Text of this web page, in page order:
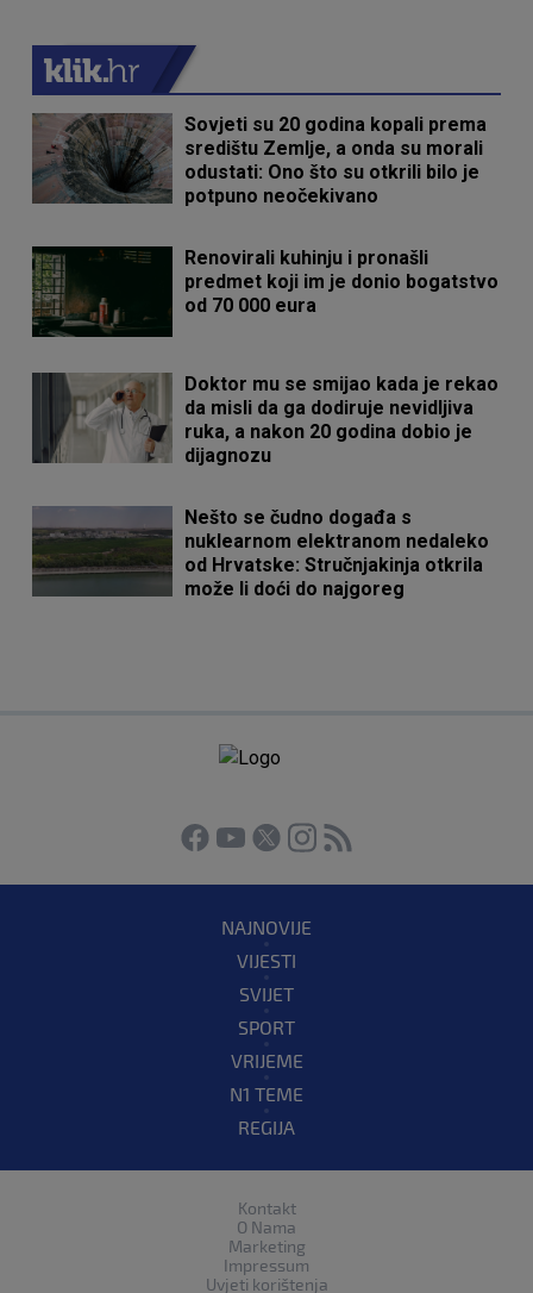
Sovjeti su 20 godina kopali prema
središtu Zemlje, a onda su morali
odustati: Ono što su otkrili bilo je
potpuno neočekivano
Renovirali kuhinju i pronašli
predmet koji im je donio bogatstvo
od 70 000 eura
Doktor mu se smijao kada je rekao
da misli da ga dodiruje nevidljiva
ruka, a nakon 20 godina dobio je
dijagnozu
Nešto se čudno događa s
nuklearnom elektranom nedaleko
od Hrvatske: Stručnjakinja otkrila
može li doći do najgoreg
NAJNOVIJE
VIJESTI
SVIJET
SPORT
VRIJEME
N1 TEME
REGIJA
Kontakt
O Nama
Marketing
Impressum
Uvjeti korištenja